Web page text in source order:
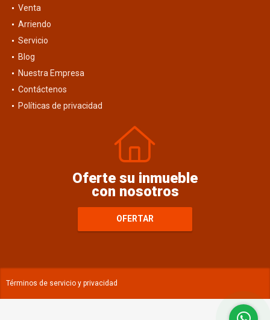
Venta
Arriendo
Servicio
Blog
Nuestra Empresa
Contáctenos
Políticas de privacidad
Oferte su inmueble
con nosotros
OFERTAR
Términos de servicio y privacidad